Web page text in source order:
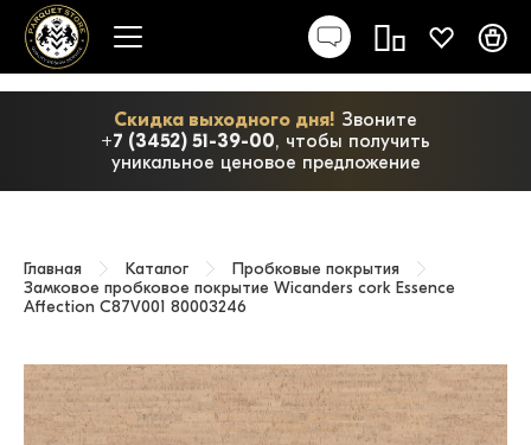
Скидка выходного дня! Звоните
+7 (3452) 51-39-00, чтобы получить
уникальное ценовое предложение
Главная Каталог
Пробковые покрытия
Замковое пробковое покрытие Wicanders cork Essence
Affection C87V001 80003246